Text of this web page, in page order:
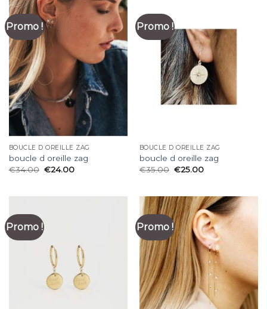
Promo !
BOUCLE D OREILLE ZAG
boucle d oreille zag
€34.00 €24.00
Promo !
BOUCLE D OREILLE ZAG
boucle d oreille zag
€35.00 €25.00
Promo ! Promo !